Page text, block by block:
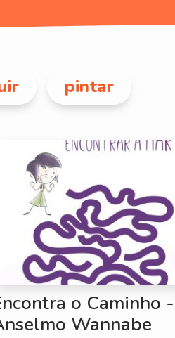
pintar
o Caminho -
Wannabe